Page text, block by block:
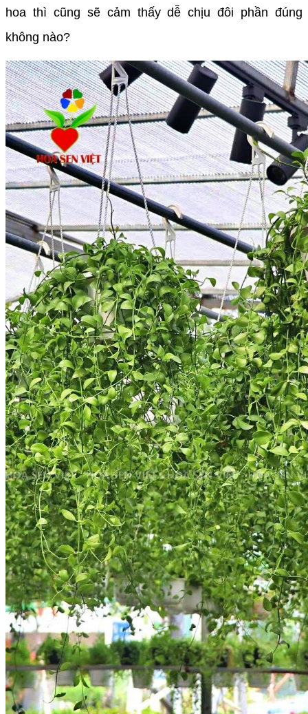
hoa thì cũng sẽ cảm thấy dễ chịu đôi phần đúng
không nào?